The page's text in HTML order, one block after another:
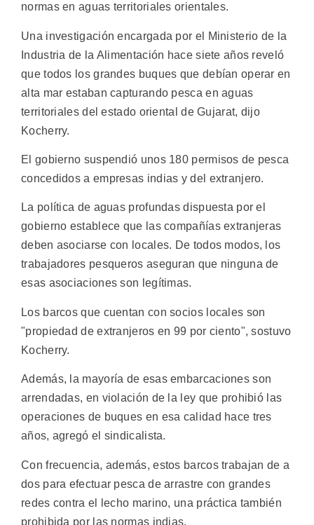
normas en aguas territoriales orientales.
Una investigación encargada por el Ministerio de la
Industria de la Alimentación hace siete años reveló
que todos los grandes buques que debían operar en
alta mar estaban capturando pesca en aguas
territoriales del estado oriental de Gujarat, dijo
Kocherry.
El gobierno suspendió unos 180 permisos de pesca
concedidos a empresas indias y del extranjero.
La política de aguas profundas dispuesta por el
gobierno establece que las compañías extranjeras
deben asociarse con locales. De todos modos, los
trabajadores pesqueros aseguran que ninguna de
esas asociaciones son legítimas.
Los barcos que cuentan con socios locales son
"propiedad de extranjeros en 99 por ciento", sostuvo
Kocherry.
Además, la mayoría de esas embarcaciones son
arrendadas, en violación de la ley que prohibió las
operaciones de buques en esa calidad hace tres
años, agregó el sindicalista.
Con frecuencia, además, estos barcos trabajan de a
dos para efectuar pesca de arrastre con grandes
redes contra el lecho marino, una práctica también
prohibida por las normas indias.